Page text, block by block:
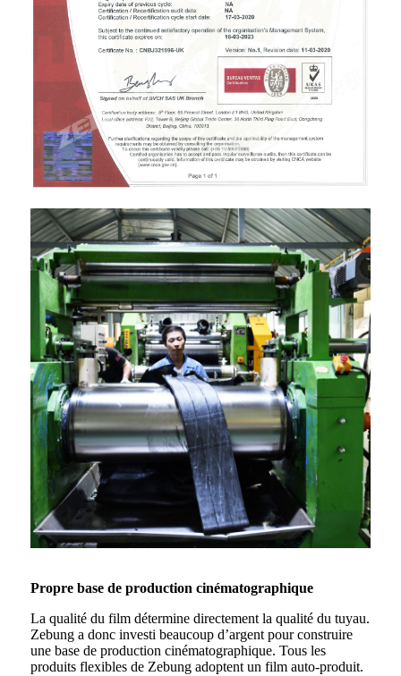
Propre base de production cinématographique
La qualité du film détermine directement la qualité du tuyau.
Zebung a donc investi beaucoup d’argent pour construire
une base de production cinématographique. Tous les
produits flexibles de Zebung adoptent un film auto-produit.